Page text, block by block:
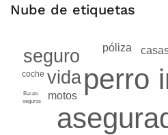
Nube de etiquetas
perro
seguro
vida
motos
póliza
coche
Barato
seguros